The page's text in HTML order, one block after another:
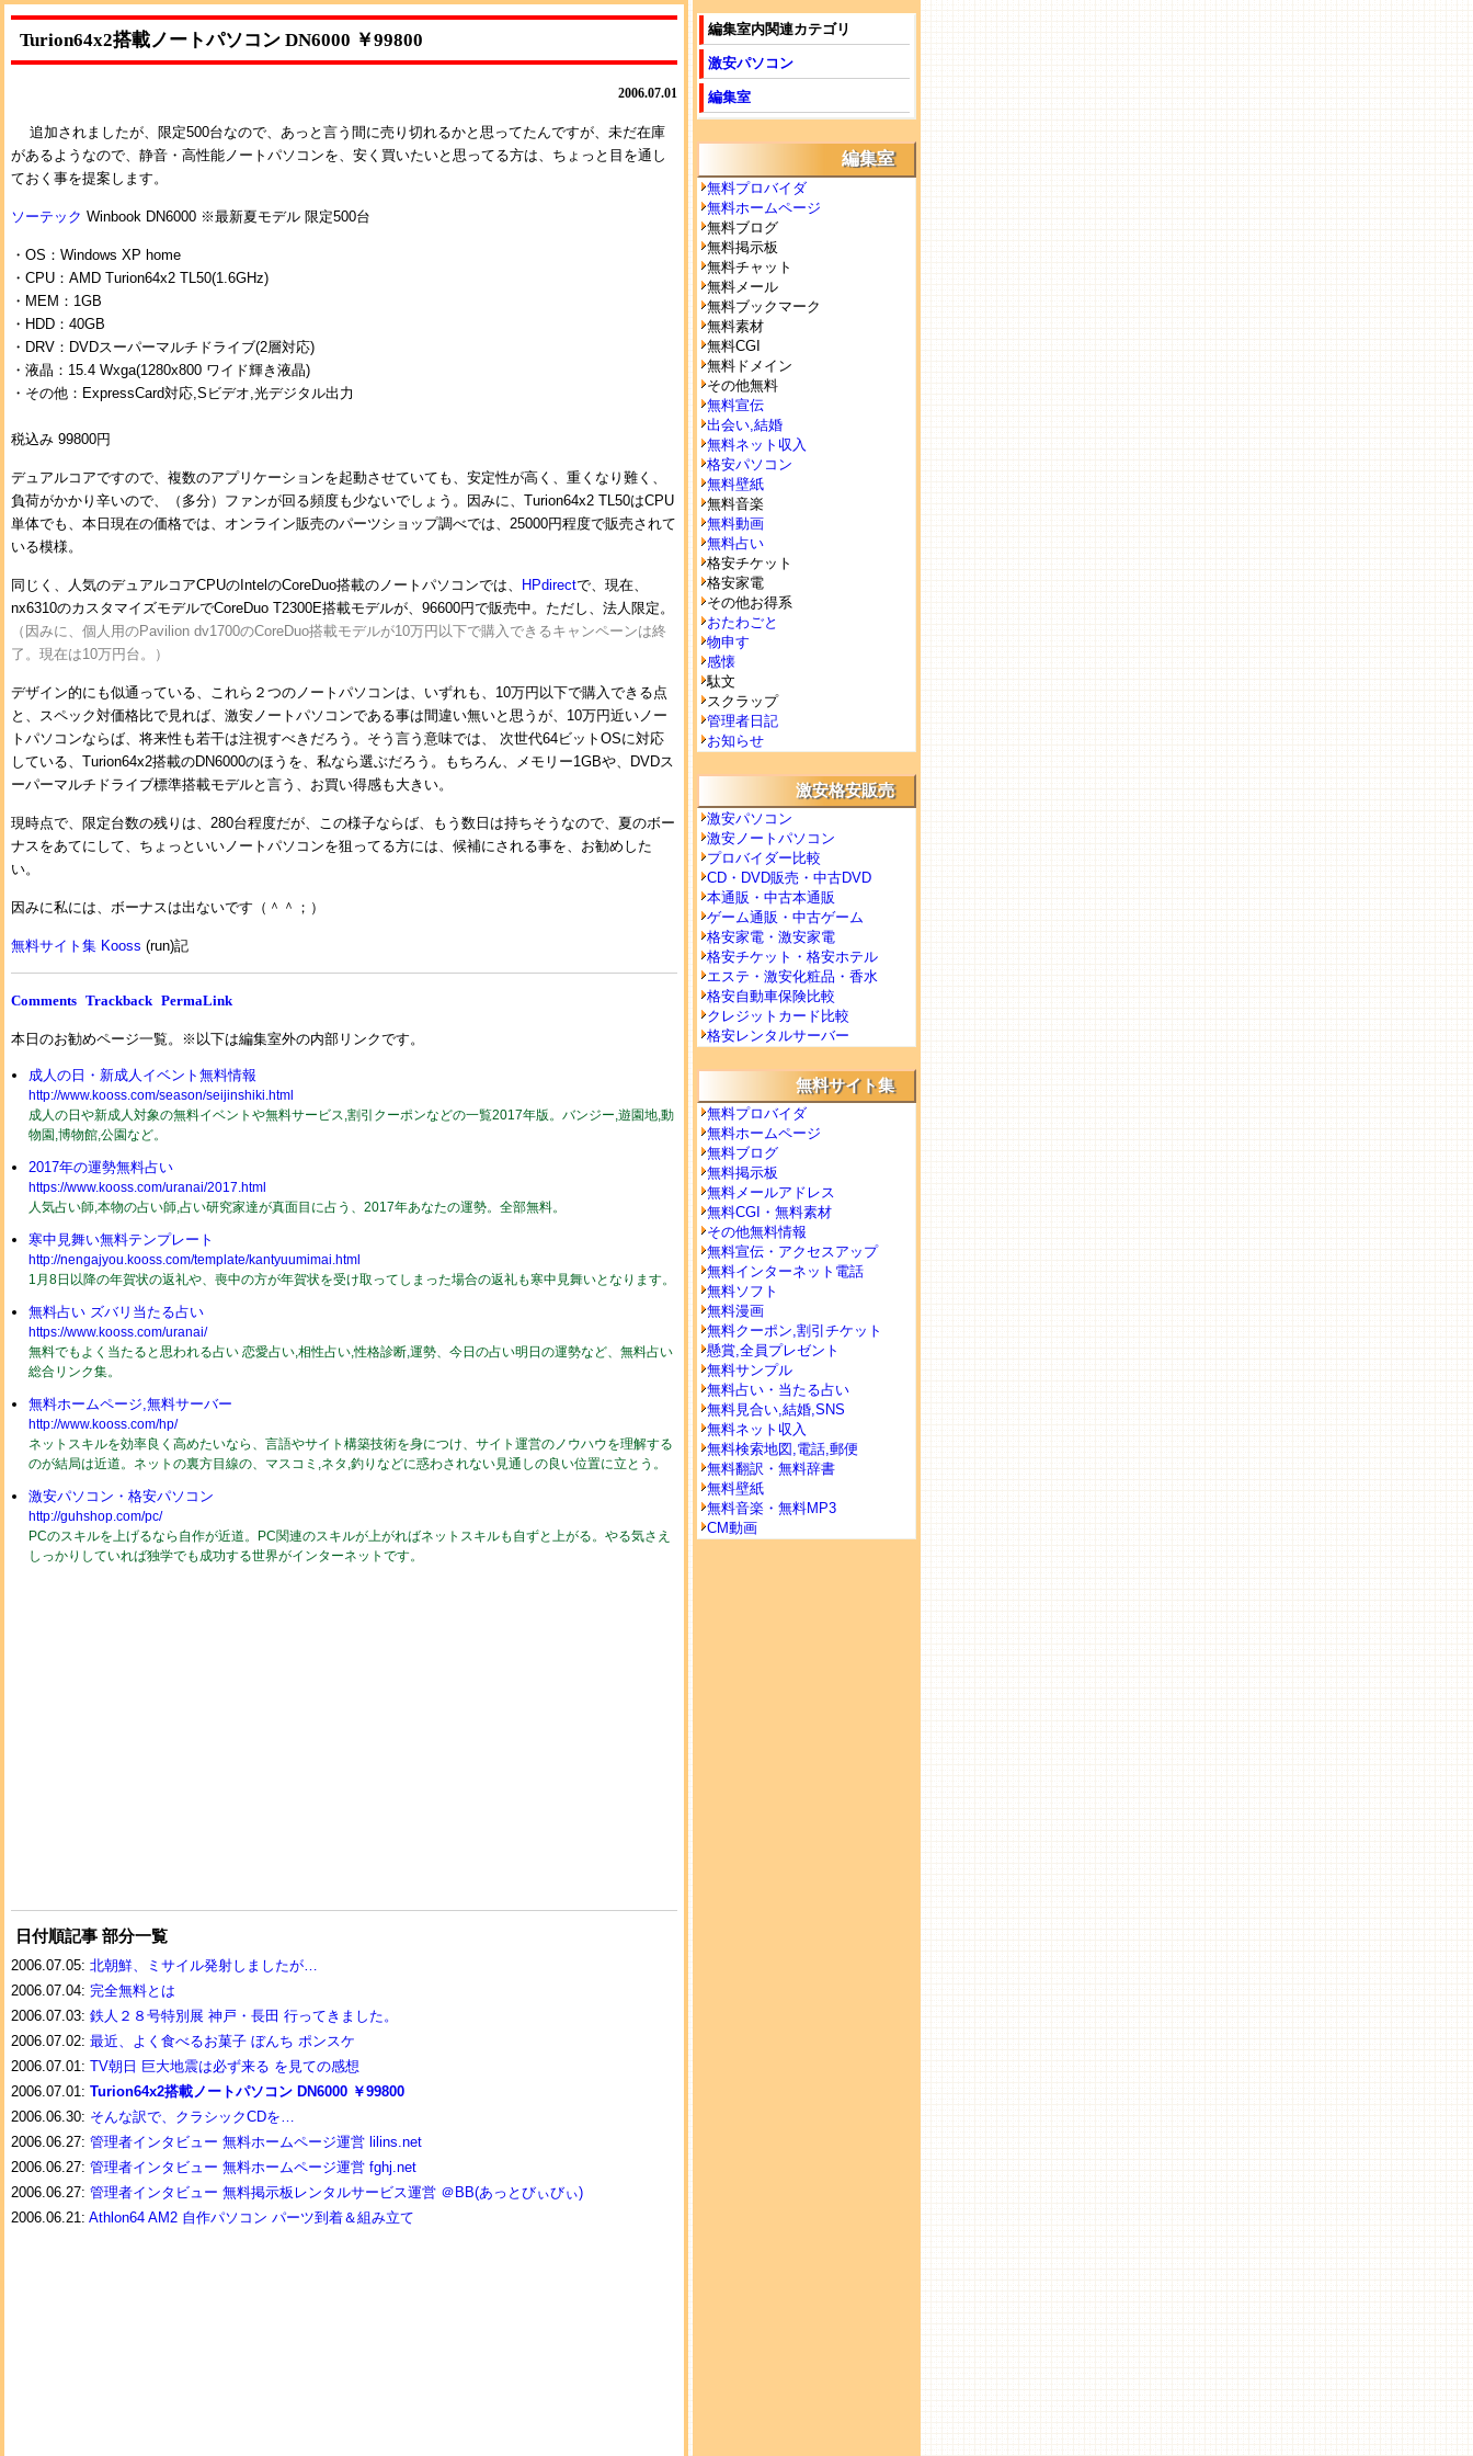
Turion64x2搭載ノートパソコン DN6000 ￥99800
2006.07.01
追加されましたが、限定500台なので、あっと言う間に売り切れるかと思ってたんですが、未だ在庫
があるようなので、静音・高性能ノートパソコンを、安く買いたいと思ってる方は、ちょっと目を通し
ておく事を提案します。
ソーテック Winbook DN6000 ※最新夏モデル 限定500台
・OS：Windows XP home
・CPU：AMD Turion64x2 TL50(1.6GHz)
・MEM：1GB
・HDD：40GB
・DRV：DVDスーパーマルチドライブ(2層対応)
・液晶：15.4 Wxga(1280x800 ワイド輝き液晶)
・その他：ExpressCard対応,Sビデオ,光デジタル出力
税込み 99800円
デュアルコアですので、複数のアプリケーションを起動させていても、安定性が高く、重くなり難く、
負荷がかかり辛いので、（多分）ファンが回る頻度も少ないでしょう。因みに、Turion64x2 TL50はCPU
単体でも、本日現在の価格では、オンライン販売のパーツショップ調べでは、25000円程度で販売されて
いる模様。
同じく、人気のデュアルコアCPUのIntelのCoreDuo搭載のノートパソコンでは、 HPdirectで、現在、
nx6310のカスタマイズモデルでCoreDuo T2300E搭載モデルが、96600円で販売中。ただし、法人限定。
（因みに、個人用のPavilion dv1700のCoreDuo搭載モデルが10万円以下で購入できるキャンペーンは終
了。現在は10万円台。）
デザイン的にも似通っている、これら２つのノートパソコンは、いずれも、10万円以下で購入できる点
と、スペック対価格比で見れば、激安ノートパソコンである事は間違い無いと思うが、10万円近いノー
トパソコンならば、将来性も若干は注視すべきだろう。そう言う意味では、 次世代64ビットOSに対応
している、Turion64x2搭載のDN6000のほうを、私なら選ぶだろう。もちろん、メモリー1GBや、DVDス
ーパーマルチドライブ標準搭載モデルと言う、お買い得感も大きい。
現時点で、限定台数の残りは、280台程度だが、この様子ならば、もう数日は持ちそうなので、夏のボー
ナスをあてにして、ちょっといいノートパソコンを狙ってる方には、候補にされる事を、お勧めした
い。
因みに私には、ボーナスは出ないです（＾＾；）
無料サイト集 Kooss (run)記
Comments Trackback PermaLink
本日のお勧めページ一覧。※以下は編集室外の内部リンクです。
成人の日・新成人イベント無料情報
http://www.kooss.com/season/seijinshiki.html
成人の日や新成人対象の無料イベントや無料サービス,割引クーポンなどの一覧2017年版。バンジー,遊園地,動
物園,博物館,公園など。
2017年の運勢無料占い
https://www.kooss.com/uranai/2017.html
人気占い師,本物の占い師,占い研究家達が真面目に占う、2017年あなたの運勢。全部無料。
寒中見舞い無料テンプレート
http://nengajyou.kooss.com/template/kantyuumimai.html
1月8日以降の年賀状の返礼や、喪中の方が年賀状を受け取ってしまった場合の返礼も寒中見舞いとなります。
無料占い ズバリ当たる占い
https://www.kooss.com/uranai/
無料でもよく当たると思われる占い 恋愛占い,相性占い,性格診断,運勢、今日の占い明日の運勢など、無料占い
総合リンク集。
無料ホームページ,無料サーバー
http://www.kooss.com/hp/
ネットスキルを効率良く高めたいなら、言語やサイト構築技術を身につけ、サイト運営のノウハウを理解する
のが結局は近道。ネットの裏方目線の、マスコミ,ネタ,釣りなどに惑わされない見通しの良い位置に立とう。
激安パソコン・格安パソコン
http://guhshop.com/pc/
PCのスキルを上げるなら自作が近道。PC関連のスキルが上がればネットスキルも自ずと上がる。やる気さえ
しっかりしていれば独学でも成功する世界がインターネットです。
日付順記事 部分一覧
2006.07.05: 北朝鮮、ミサイル発射しましたが…
2006.07.04: 完全無料とは
2006.07.03: 鉄人２８号特別展 神戸・長田 行ってきました。
2006.07.02: 最近、よく食べるお菓子 ぼんち ポンスケ
2006.07.01: TV朝日 巨大地震は必ず来る を見ての感想
2006.07.01: Turion64x2搭載ノートパソコン DN6000 ￥99800
2006.06.30: そんな訳で、クラシックCDを…
2006.06.27: 管理者インタビュー 無料ホームページ運営 lilins.net
2006.06.27: 管理者インタビュー 無料ホームページ運営 fghj.net
2006.06.27: 管理者インタビュー 無料掲示板レンタルサービス運営 ＠BB(あっとびぃびぃ)
2006.06.21: Athlon64 AM2 自作パソコン パーツ到着＆組み立て
編集室内関連カテゴリ
激安パソコン
編集室
編集室
無料プロバイダ
無料ホームページ
無料ブログ
無料掲示板
無料チャット
無料メール
無料ブックマーク
無料素材
無料CGI
無料ドメイン
その他無料
無料宣伝
出会い,結婚
無料ネット収入
格安パソコン
無料壁紙
無料音楽
無料動画
無料占い
格安チケット
格安家電
その他お得系
おたわごと
物申す
感懐
駄文
スクラップ
管理者日記
お知らせ
激安格安販売
激安パソコン
激安ノートパソコン
プロバイダー比較
CD・DVD販売・中古DVD
本通販・中古本通販
ゲーム通販・中古ゲーム
格安家電・激安家電
格安チケット・格安ホテル
エステ・激安化粧品・香水
格安自動車保険比較
クレジットカード比較
格安レンタルサーバー
無料サイト集
無料プロバイダ
無料ホームページ
無料ブログ
無料掲示板
無料メールアドレス
無料CGI・無料素材
その他無料情報
無料宣伝・アクセスアップ
無料インターネット電話
無料ソフト
無料漫画
無料クーポン,割引チケット
懸賞,全員プレゼント
無料サンプル
無料占い・当たる占い
無料見合い,結婚,SNS
無料ネット収入
無料検索地図,電話,郵便
無料翻訳・無料辞書
無料壁紙
無料音楽・無料MP3
CM動画